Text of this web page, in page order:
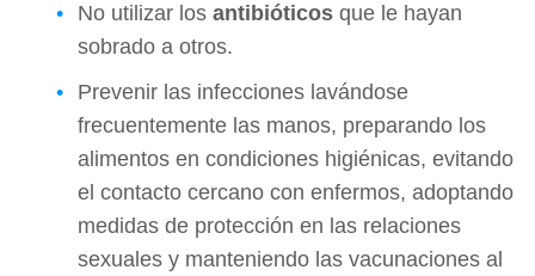
No utilizar los antibióticos que le hayan
sobrado a otros.
Prevenir las infecciones lavándose
frecuentemente las manos, preparando los
alimentos en condiciones higiénicas, evitando
el contacto cercano con enfermos, adoptando
medidas de protección en las relaciones
sexuales y manteniendo las vacunaciones al